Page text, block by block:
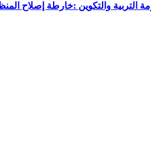
التربية والتكوين :خارطة إصلاح